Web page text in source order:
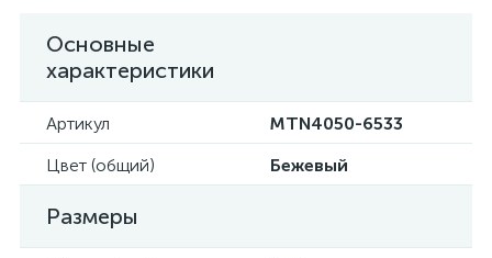
Основные
характеристики
Артикул
MTN4050-6533
Цвет (общий)
Бежевый
Размеры